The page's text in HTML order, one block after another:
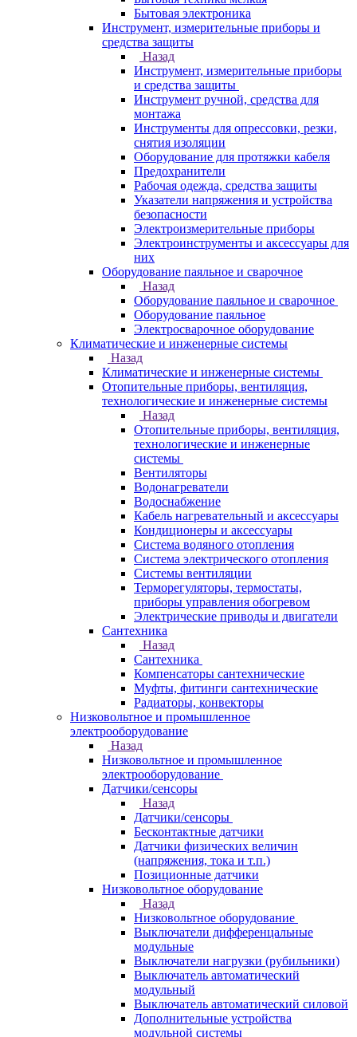
Бытовая электроника
Инструмент, измерительные приборы и
средства защиты
Назад
Инструмент, измерительные приборы
и средства защиты
Инструмент ручной, средства для
монтажа
Инструменты для опрессовки, резки,
снятия изоляции
Оборудование для протяжки кабеля
Предохранители
Рабочая одежда, средства защиты
Указатели напряжения и устройства
безопасности
Электроизмерительные приборы
Электроинструменты и аксессуары для
них
Оборудование паяльное и сварочное
Назад
Оборудование паяльное и сварочное
Оборудование паяльное
Электросварочное оборудование
Климатические и инженерные системы
Назад
Климатические и инженерные системы
Отопительные приборы, вентиляция,
технологические и инженерные системы
Назад
Отопительные приборы, вентиляция,
технологические и инженерные
системы
Вентиляторы
Водонагреватели
Водоснабжение
Кабель нагревательный и аксессуары
Кондиционеры и аксессуары
Система водяного отопления
Система электрического отопления
Системы вентиляции
Терморегуляторы, термостаты,
приборы управления обогревом
Электрические приводы и двигатели
Сантехника
Назад
Сантехника
Компенсаторы сантехнические
Муфты, фитинги сантехнические
Радиаторы, конвекторы
Низковольтное и промышленное
электрооборудование
Назад
Низковольтное и промышленное
электрооборудование
Датчики/сенсоры
Назад
Датчики/сенсоры
Бесконтактные датчики
Датчики физических величин
(напряжения, тока и т.п.)
Позиционные датчики
Низковольтное оборудование
Назад
Низковольтное оборудование
Выключатели дифференцальные
модульные
Выключатели нагрузки (рубильники)
Выключатель автоматический
модульный
Выключатель автоматический силовой
Дополнительные устройства
модульной системы